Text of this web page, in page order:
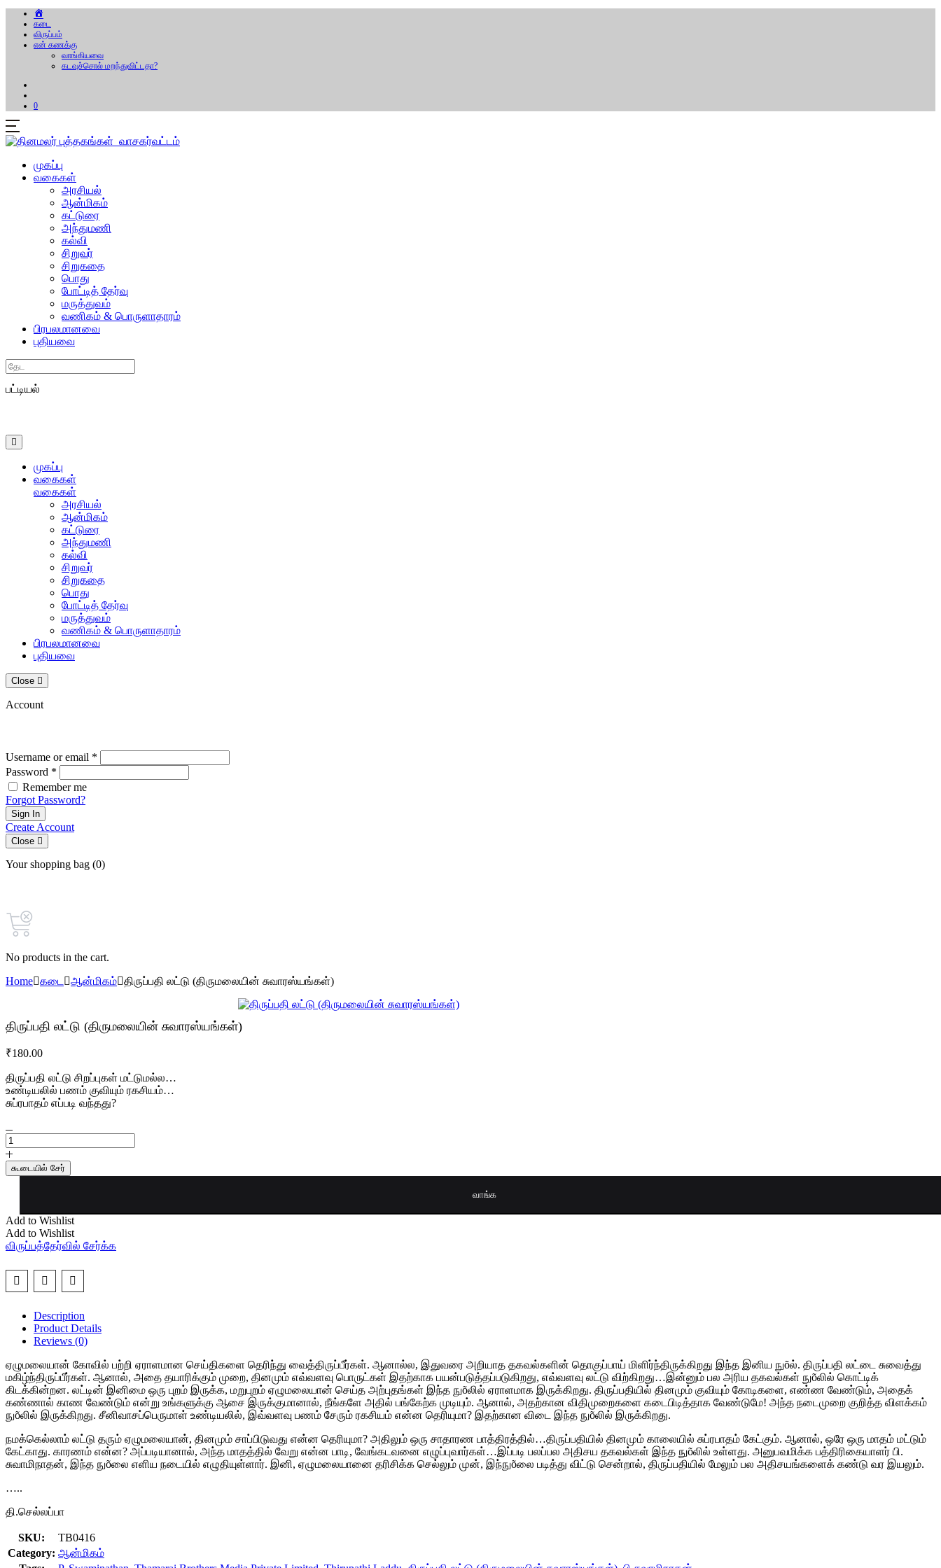
கடை
விருப்பம்
என் கணக்கு
வாங்கியவை
கடவுச்சொல் மறந்துவிட்டதா?
0
முகப்பு
வகைகள்
அரசியல்
ஆன்மிகம்
கட்டுரை
அந்துமணி
கல்வி
சிறுவர்
சிறுகதை
பொது
போட்டித் தேர்வு
மருத்துவம்
வணிகம் & பொருளாதாரம்
பிரபலமானவை
புதியவை
Search
பட்டியல்
முகப்பு
வகைகள்
வகைகள்
அரசியல்
ஆன்மிகம்
கட்டுரை
அந்துமணி
கல்வி
சிறுவர்
சிறுகதை
பொது
போட்டித் தேர்வு
மருத்துவம்
வணிகம் & பொருளாதாரம்
பிரபலமானவை
புதியவை
Close
Account
Username or email *
Password *
Remember me
Forgot Password?
Sign In
Create Account
Close
Your shopping bag (0)
No products in the cart.
Home கடை ஆன்மிகம் திருப்பதி லட்டு (திருமலையின் சுவாரஸ்யங்கள்)
திருப்பதி லட்டு (திருமலையின் சுவாரஸ்யங்கள்)
₹180.00
திருப்பதி லட்டு சிறப்புகள் மட்டுமல்ல…
உண்டியலில் பணம் குவியும் ரகசியம்…
சுப்ரபாதம் எப்படி வந்தது?
திருப்பதி
லட்டு
(திருமலையின்
சுவாரஸ்யங்கள்)
கூடையில் சேர்
வாங்க
Add to Wishlist
Add to Wishlist
விருப்பத்தேர்வில் சேர்க்க
Description
Product Details
Reviews (0)
ஏழுமலையான் கோவில் பற்றி ஏராளமான செய்திகளை தெரிந்து வைத்திருப்பீர்கள். ஆனால்ல, இதுவரை அறியாத தகவல்களின் தொகுப்பாய் மிளிர்ந்திருக்கிறது இந்த இனிய நுõல். திருப்பதி லட்டை சுவைத்து
மகிழ்ந்திருப்பீர்கள். ஆனால், அதை தயாரிக்கும் முறை, தினமும் எவ்வளவு பொருட்கள் இதற்காக பயன்படுத்தப்படுகிறது, எவ்வளவு லட்டு விற்கிறது…இன்னும் பல அரிய தகவல்கள் நுõலில் கொட்டிக்
கிடக்கின்றன. லட்டின் இனிமை ஒரு புறம் இருக்க, மறுபுறம் ஏழுமலையான் செய்த அற்புதங்கள் இந்த நுõலில் ஏராளமாக இருக்கிறது. திருப்பதியில் தினமும் குவியும் கோடிகளை, எண்ண வேண்டும், அதைக்
கண்ணால் காண வேண்டும் என்று உங்களுக்கு ஆசை இருக்குமானால், நீங்களே அதில் பங்கேற்க முடியும். ஆனால், அதற்கான விதிமுறைகளை கடைபிடித்தாக வேண்டுமே! அந்த நடைமுறை குறித்த விளக்கம்
நுõலில் இருக்கிறது. சீனிவாசப்பெருமாள் உண்டியலில், இவ்வளவு பணம் சேரும் ரகசியம் என்ன தெரியுமா? இதற்கான விடை இந்த நுõலில் இருக்கிறது.
நமக்கெல்லாம் லட்டு தரும் ஏழுமலையான், தினமும் சாப்பிடுவது என்ன தெரியுமா? அதிலும் ஒரு சாதாரண பாத்திரத்தில்…திருப்பதியில் தினமும் காலையில் சுப்ரபாதம் கேட்கும். ஆனால், ஒரே ஒரு மாதம் மட்டும்
கேட்காது. காரணம் என்ன? அப்படியானால், அந்த மாதத்தில் வேறு என்ன பாடி, வேங்கடவனை எழுப்புவார்கள்…இப்படி பலப்பல அதிசய தகவல்கள் இந்த நுõலில் உள்ளது. அனுபவமிக்க பத்திரிகையாளர் பி.
சுவாமிநாதன், இந்த நுõலை எளிய நடையில் எழுதியுள்ளார். இனி, ஏழுமலையானை தரிசிக்க செல்லும் முன், இந்நுõலை படித்து விட்டு சென்றால், திருப்பதியில் மேலும் பல அதிசயங்களைக் கண்டு வர இயலும்.
…..
தி.செல்லப்பா
SKU:
TB0416
Category: ஆன்மிகம்